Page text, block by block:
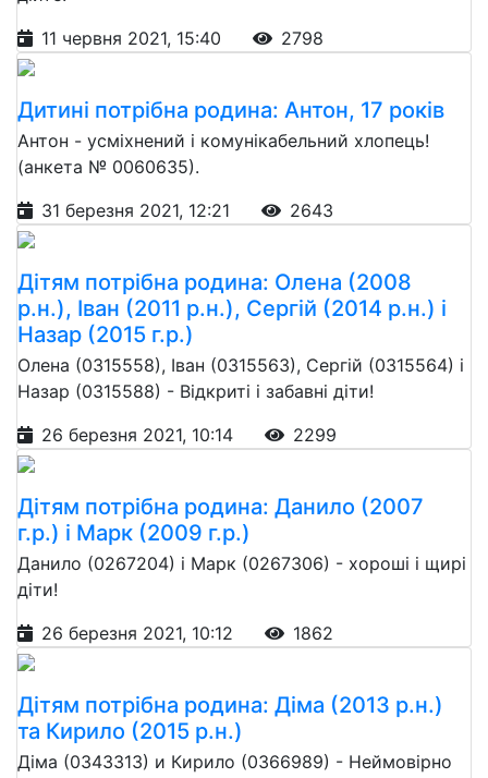
11 червня 2021, 15:40
2798
Дитині потрібна родина: Антон, 17 років
Антон - усміхнений і комунікабельний хлопець!
(анкета № 0060635).
31 березня 2021, 12:21
2643
Дітям потрібна родина: Олена (2008
р.н.), Іван (2011 р.н.), Сергій (2014 р.н.) і
Назар (2015 г.р.)
Олена (0315558), Іван (0315563), Сергій (0315564) і
Назар (0315588) - Відкриті і забавні діти!
26 березня 2021, 10:14
2299
Дітям потрібна родина: Данило (2007
г.р.) і Марк (2009 г.р.)
Данило (0267204) і Марк (0267306) - хороші і щирі
діти!
26 березня 2021, 10:12
1862
Дітям потрібна родина: Діма (2013 р.н.)
та Кирило (2015 р.н.)
Діма (0343313) и Кирило (0366989) - Неймовірно